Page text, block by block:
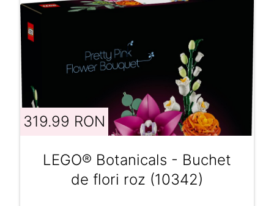
319.99 RON
LEGO® Botanicals - Buchet
de flori roz (10342)